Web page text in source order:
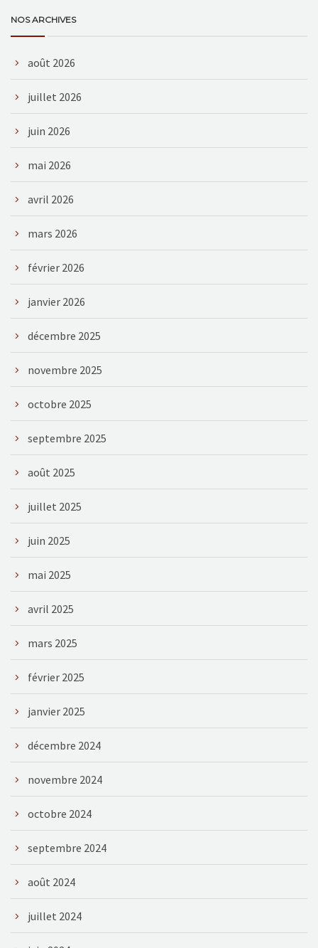
NOS ARCHIVES
août 2026
juillet 2026
juin 2026
mai 2026
avril 2026
mars 2026
février 2026
janvier 2026
décembre 2025
novembre 2025
octobre 2025
septembre 2025
août 2025
juillet 2025
juin 2025
mai 2025
avril 2025
mars 2025
février 2025
janvier 2025
décembre 2024
novembre 2024
octobre 2024
septembre 2024
août 2024
juillet 2024